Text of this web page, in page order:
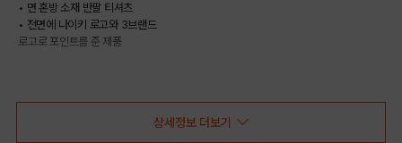
• 면 혼방 소재 반팔 티셔츠
• 전면에 나이키 로고와 3브랜드
로고로 포인트를 준 제품
상세정보 더보기